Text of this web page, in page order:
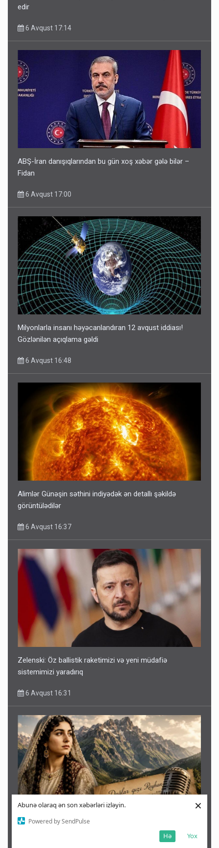
Abunə olaraq ən son xəbərləri izləyin.
Powered by SendPulse
Yox
Hə
×
edir
6 Avqust 17:14
ABŞ-İran danışıqlarından bu gün xoş xəbər gələ bilər –
Fidan
6 Avqust 17:00
Milyonlarla insanı həyəcanlandıran 12 avqust iddiası!
Gözlənilən açıqlama gəldi
6 Avqust 16:48
Alimlər Günəşin səthini indiyədək ən detallı şəkildə
görüntülədilər
6 Avqust 16:37
Zelenski: Öz ballistik raketimizi və yeni müdafiə
sistemimizi yaradırıq
6 Avqust 16:31
Toyunda əri öldürüldü, özü dağlara qaçdı - Reyqana həsr
olunduğu düşünülən mahnı haqqında bilinməyənlər